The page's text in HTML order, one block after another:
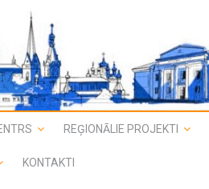
REĢIONĀLIE PROJEKTI
KONTAKTI